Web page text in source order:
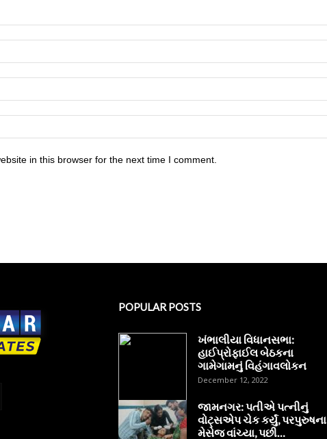
in this browser for the next time I comment.
POPULAR POSTS
ખંભાલીયા વિધાનસભા:
હાઈપ્રોફાઈલ બેઠકના
ગામેગામનું વિહંગાવલોકન
December 12, 2022
જામનગર: પતીએ પત્નીનું
વોટ્સએપ ચેક કર્યું, પરપુરુષના
મેસેજ વાંચ્યા, પછી…